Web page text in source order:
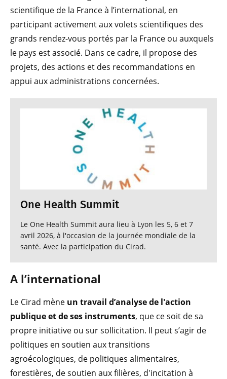
scientifique de la France à l’international, en
participant activement aux volets scientifiques des
grands rendez-vous portés par la France ou auxquels
le pays est associé. Dans ce cadre, il propose des
projets, des actions et des recommandations en
appui aux administrations concernées.
One Health Summit
Le One Health Summit aura lieu à Lyon les 5, 6 et 7
avril 2026, à l'occasion de la journée mondiale de la
santé. Avec la participation du Cirad.
A l’international
Le Cirad mène un travail d’analyse de l'action
publique et de ses instruments, que ce soit de sa
propre initiative ou sur sollicitation. Il peut s’agir de
politiques en soutien aux transitions
agroécologiques, de politiques alimentaires,
forestières, de soutien aux filières, d'incitation à